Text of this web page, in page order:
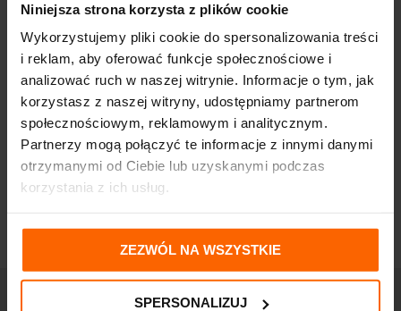
Niniejsza strona korzysta z plików cookie
Wykorzystujemy pliki cookie do spersonalizowania treści
i reklam, aby oferować funkcje społecznościowe i
analizować ruch w naszej witrynie. Informacje o tym, jak
korzystasz z naszej witryny, udostępniamy partnerom
społecznościowym, reklamowym i analitycznym.
Partnerzy mogą połączyć te informacje z innymi danymi
otrzymanymi od Ciebie lub uzyskanymi podczas
korzystania z ich usług.
ZEZWÓL NA WSZYSTKIE
SPERSONALIZUJ
Mustela Bebe
Łagodzące mleczko
nawilżające 200 ml
44,85zł
BIODERMA ABCderm
łagodny żel
oczyszczający dla dzieci
i niemowląt 1000ml
124,88 zł